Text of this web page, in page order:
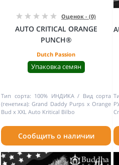
Оценок - (0)
AUTO CRITICAL ORANGE
PUNCH®
Dutch Passion
Упаковка семян
Тип сорта: 100% ИНДИКА
Вид сорта
(генетика): Grand Daddy Purps x Orange
Bud x XXL Auto Kritical Bilbo
Сообщить о наличии